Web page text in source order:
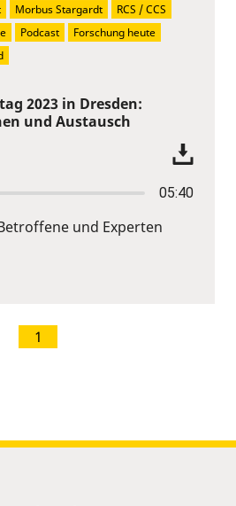
2023 in Dresden:
und Austausch
05:40
und Experten
Morbus Stargardt
RCS / CCS
Podcast
Forschung heute
1